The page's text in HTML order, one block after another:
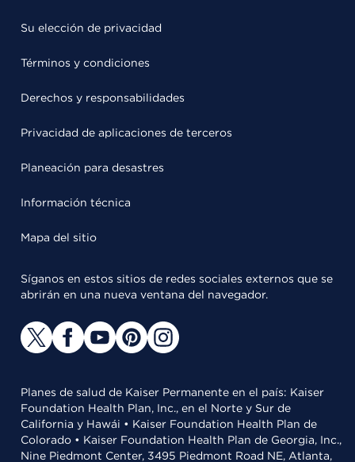
Su elección de privacidad
Términos y condiciones
Derechos y responsabilidades
Privacidad de aplicaciones de terceros
Planeación para desastres
Información técnica
Mapa del sitio
Síganos en estos sitios de redes sociales externos que se
abrirán en una nueva ventana del navegador.
Planes de salud de Kaiser Permanente en el país: Kaiser
Foundation Health Plan, Inc., en el Norte y Sur de
California y Hawái • Kaiser Foundation Health Plan de
Colorado • Kaiser Foundation Health Plan de Georgia, Inc.,
Nine Piedmont Center, 3495 Piedmont Road NE, Atlanta,